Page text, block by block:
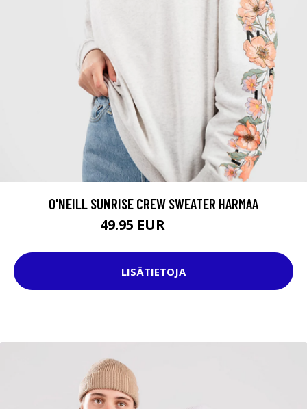
O'NEILL SUNRISE CREW SWEATER HARMAA
49.95 EUR
LISÄTIETOJA